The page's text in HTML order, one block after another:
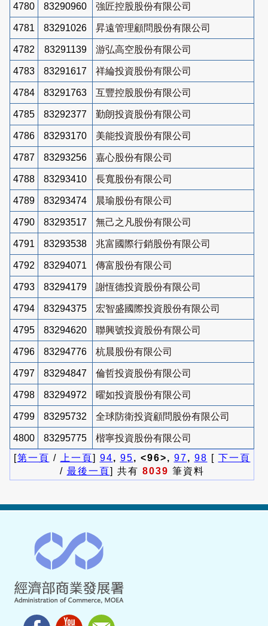
4780 83290960 強匠控股股份有限公司
4781 83291026 昇遠管理顧問股份有限公司
4782 83291139 游弘高空股份有限公司
4783 83291617 祥綸投資股份有限公司
4784 83291763 互豐控股股份有限公司
4785 83292377 勤朗投資股份有限公司
4786 83293170 美能投資股份有限公司
4787 83293256 嘉心股份有限公司
4788 83293410 長寬股份有限公司
4789 83293474 晨瑜股份有限公司
4790 83293517 無己之凡股份有限公司
4791 83293538 兆富國際行銷股份有限公司
4792 83294071 傳富股份有限公司
4793 83294179 謝恆德投資股份有限公司
4794 83294375 宏智盛國際投資股份有限公司
4795 83294620 聯興號投資股份有限公司
4796 83294776 杭晨股份有限公司
4797 83294847 倫哲投資股份有限公司
4798 83294972 曜如投資股份有限公司
4799 83295732 全球防衛投資顧問股份有限公司
4800 83295775
楷寧投資股份有限公司
[第一頁 / 上一頁] 94, 95, <96>, 97, 98 [ 下一頁
/ 最後一頁] 共有 8039 筆資料